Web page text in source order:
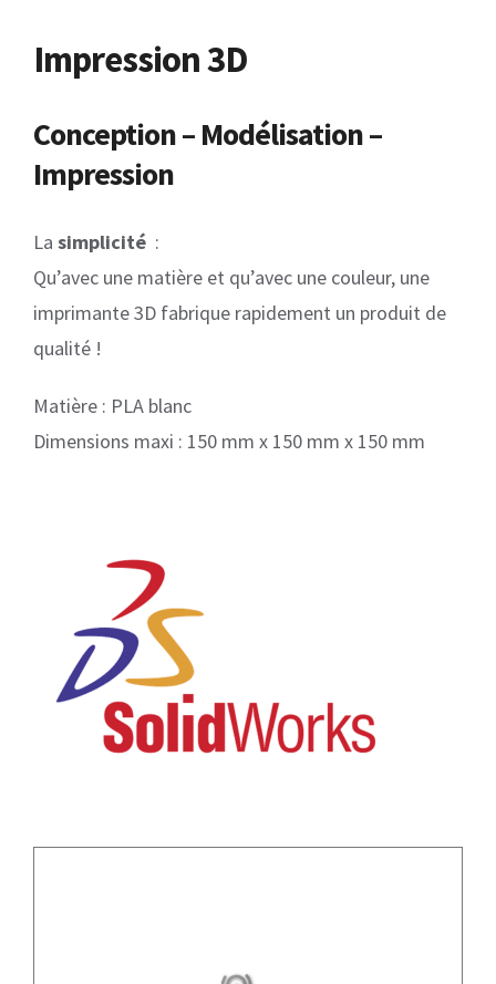
Impression 3D
Conception – Modélisation –
Impression
La simplicité :
Qu’avec une matière et qu’avec une couleur, une
imprimante 3D fabrique rapidement un produit de
qualité !
Matière : PLA blanc
Dimensions maxi : 150 mm x 150 mm x 150 mm